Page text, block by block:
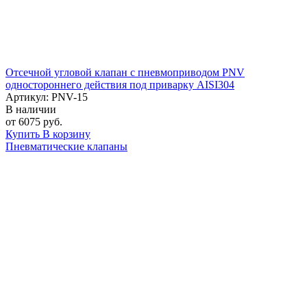
Отсечной угловой клапан с пневмоприводом PNV
одностороннего действия под приварку AISI304
Артикул: PNV-15
В наличии
от 6075 руб.
Купить В корзину
Пневматические клапаны